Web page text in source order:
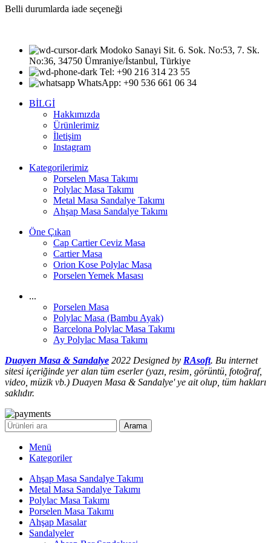
Belli durumlarda iade seçeneği
Modoko Sanayi Sit. 6. Sok. No:53, 7. Sk.
No:36, 34750 Ümraniye/İstanbul, Türkiye
Tel: +90 216 314 23 55
WhatsApp: +90 536 661 06 34
BİLGİ
Hakkımızda
Ürünlerimiz
İletişim
Instagram
Kategorilerimiz
Porselen Masa Takımı
Polylac Masa Takımı
Metal Masa Sandalye Takımı
Ahşap Masa Sandalye Takımı
Öne Çıkan
Cap Cartier Ceviz Masa
Cartier Masa
Orion Kose Polylac Masa
Porselen Yemek Masası
...
Porselen Masa
Polylac Masa (Bambu Ayak)
Barcelona Polylac Masa Takımı
Ay Polylac Masa Takımı
Duayen Masa & Sandalye 2022 Designed by RAsoft. Bu internet
sitesi içeriğinde yer alan tüm eserler (yazı, resim, görüntü, fotoğraf,
video, müzik vb.) Duayen Masa & Sandalye' ye ait olup, tüm hakları
saklıdır.
Arama
Menü
Kategoriler
Ahşap Masa Sandalye Takımı
Metal Masa Sandalye Takımı
Polylac Masa Takımı
Porselen Masa Takımı
Ahşap Masalar
Sandalyeler